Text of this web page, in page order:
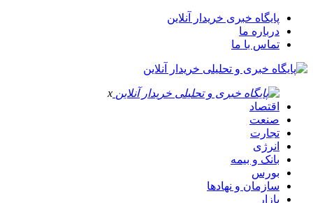
پایگاه خبری خریدار آنلاین
درباره ما
تماس با ما
x
اقتصاد
صنعت
تجارت
انرژی
بانک و بیمه
بورس
سازمان و نهادها
بازار